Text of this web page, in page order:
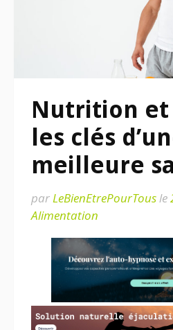
Nutrition et
les clés
meilleure
parLeBienEtrePourTousle
Alimentation